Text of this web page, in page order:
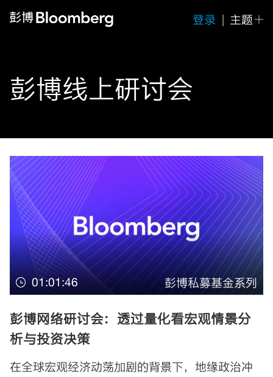
登录 | 主题
彭博线上研讨会
01:01:46 彭博私募基金系列
彭博网络研讨会：透过量化看宏观情景分
析与投资决策
在全球宏观经济动荡加剧的背景下，地缘政治冲